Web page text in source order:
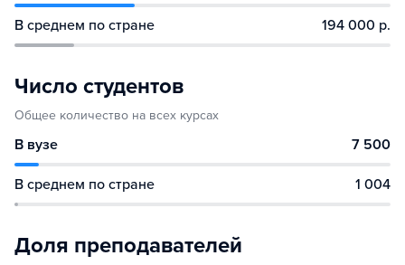
В среднем по стране 194 000 р.
Число студентов
Общее количество на всех курсах
В вузе 7 500
В среднем по стране 1 004
Доля преподавателей